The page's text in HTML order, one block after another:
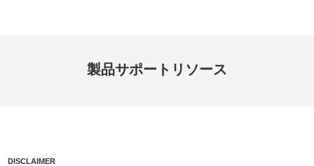
製品サポート リソース
DISCLAIMER